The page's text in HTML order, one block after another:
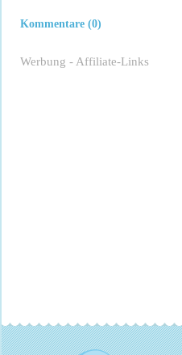
Kommentare (0)
Werbung - Affiliate-Links